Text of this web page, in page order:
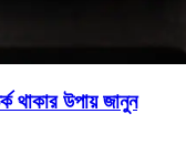
থাকার উপায় জানুন